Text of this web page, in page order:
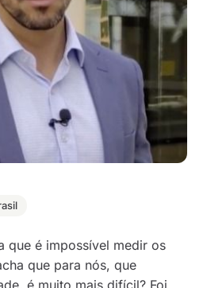
que é impossível medir os
que para nós, que